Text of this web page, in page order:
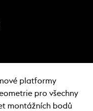
platformy
pro všechny
montážních bodů